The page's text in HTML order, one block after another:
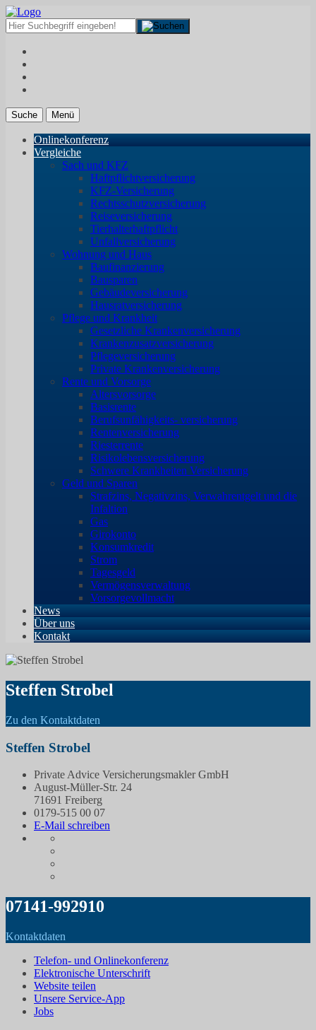
Suche Menü
Onlinekonferenz
Vergleiche
Sach und KFZ
Haftpflichtversicherung
KFZ-Versicherung
Rechtsschutzversicherung
Reiseversicherung
Tierhalterhaftpflicht
Unfallversicherung
Wohnung und Haus
Baufinanzierung
Bausparen
Gebäudeversicherung
Hausratversicherung
Pflege und Krankheit
Gesetzliche Krankenversicherung
Krankenzusatzversicherung
Pflegeversicherung
Private Krankenversicherung
Rente und Vorsorge
Altersvorsorge
Basisrente
Berufsunfähigkeits- versicherung
Rentenversicherung
Riesterrente
Risikolebensversicherung
Schwere Krankheiten Versicherung
Geld und Sparen
Strafzins, Negativzins, Verwahrentgelt und die
Infaltion
Gas
Girokonto
Konsumkredit
Strom
Tagesgeld
Vermögensverwaltung
Vorsorgevollmacht
News
Über uns
Kontakt
Steffen Strobel
Zu den Kontaktdaten
Steffen Strobel
Private Advice Versicherungsmakler GmbH
August-Müller-Str. 24
71691 Freiberg
0179-515 00 07
E-Mail schreiben
07141-992910
Kontaktdaten
Telefon- und Onlinekonferenz
Elektronische Unterschrift
Website teilen
Unsere Service-App
Jobs